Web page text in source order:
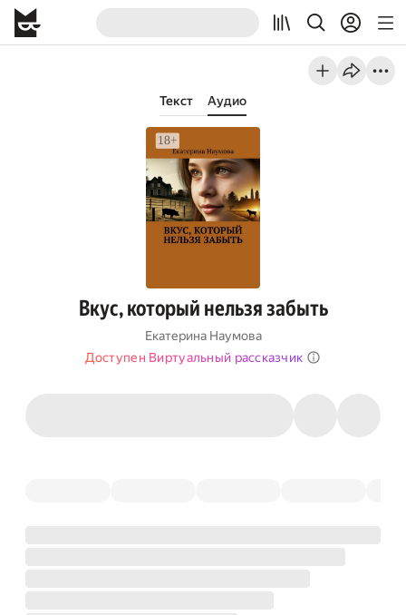
Текст Аудио
Вкус, который нельзя забыть
Екатерина Наумова
Доступен Виртуальный рассказчик